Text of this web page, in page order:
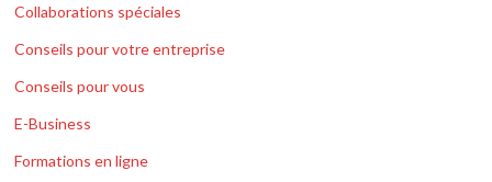
Collaborations spéciales
Conseils pour votre entreprise
Conseils pour vous
E-Business
Formations en ligne